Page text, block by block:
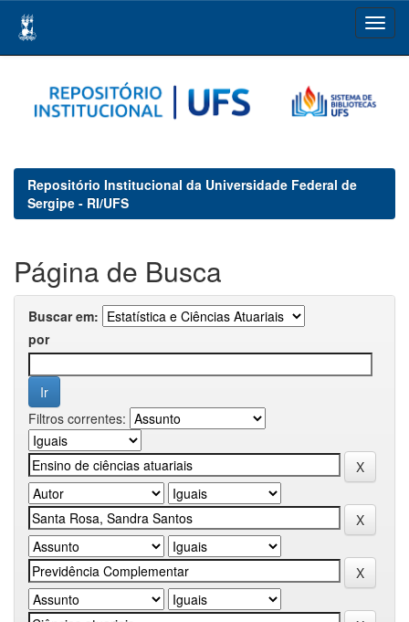
navigation
Repositório Institucional da Universidade Federal de
Sergipe - RI/UFS
Página de Busca
Buscar em:
por
Filtros correntes: